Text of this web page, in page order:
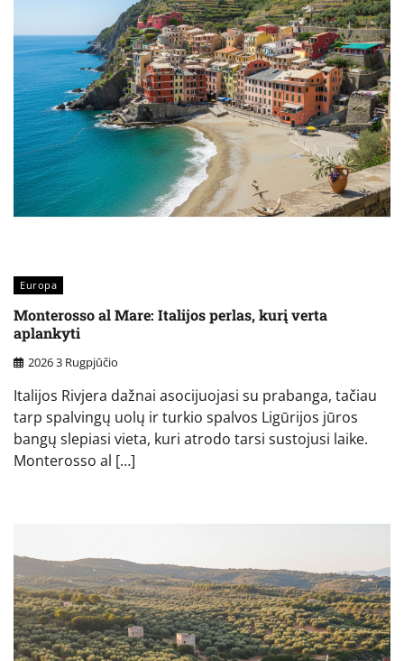
Europa
Monterosso al Mare: Italijos perlas, kurį verta
aplankyti
2026 3 Rugpjūčio
Italijos Rivjera dažnai asocijuojasi su prabanga, tačiau
tarp spalvingų uolų ir turkio spalvos Ligūrijos jūros
bangų slepiasi vieta, kuri atrodo tarsi sustojusi laike.
Monterosso al […]